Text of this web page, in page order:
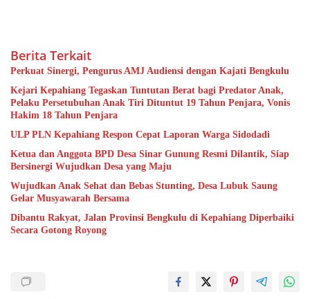
Berita Terkait
Perkuat Sinergi, Pengurus AMJ Audiensi dengan Kajati Bengkulu
Kejari Kepahiang Tegaskan Tuntutan Berat bagi Predator Anak,
Pelaku Persetubuhan Anak Tiri Dituntut 19 Tahun Penjara, Vonis
Hakim 18 Tahun Penjara
ULP PLN Kepahiang Respon Cepat Laporan Warga Sidodadi
Ketua dan Anggota BPD Desa Sinar Gunung Resmi Dilantik, Siap
Bersinergi Wujudkan Desa yang Maju
Wujudkan Anak Sehat dan Bebas Stunting, Desa Lubuk Saung
Gelar Musyawarah Bersama
Dibantu Rakyat, Jalan Provinsi Bengkulu di Kepahiang Diperbaiki
Secara Gotong Royong